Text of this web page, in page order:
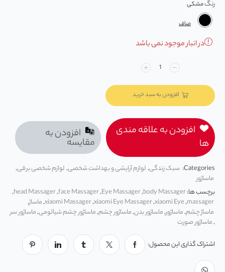
رنگ
صاف
در انبار موجود نمی باشد
افزودن به سبد خرید
افزودن به علاقه مندی
ها
افزودن به
مقایسه
Categories: سبک زندگی,لوازم آرایشی و بهداشت شخصی,لوازم شخصی برقی,
ماساژور
برچسب ها:body Massager
,
Eye Massager
,
face Massager
,
head Massager
,
massager
,
xiaomi Eye
,
xiaomi Eye Massager
,
xiaomi Massager
,ماساژ,
ماساژ چشم,ماساژور,ماساژور بدن,ماساژور چشم,ماساژور چشم شیائومی,ماساژور سر
,ماساژور صورت
اشتراک گذاری این محصول: